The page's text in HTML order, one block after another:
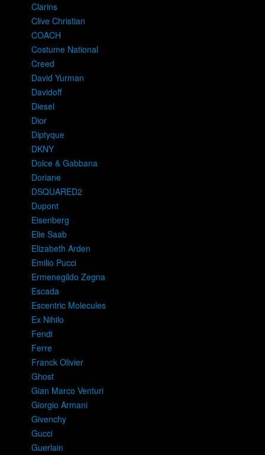
Clarins
Clive Christian
COACH
Costume National
Creed
David Yurman
Davidoff
Diesel
Dior
Diptyque
DKNY
Dolce & Gabbana
Doriane
DSQUARED2
Dupont
Eisenberg
Elie Saab
Elizabeth Arden
Emilio Pucci
Ermenegildo Zegna
Escada
Escentric Molecules
Ex Nihilo
Fendi
Ferre
Franck Olivier
Ghost
Gian Marco Venturi
Giorgio Armani
Givenchy
Gucci
Guerlain